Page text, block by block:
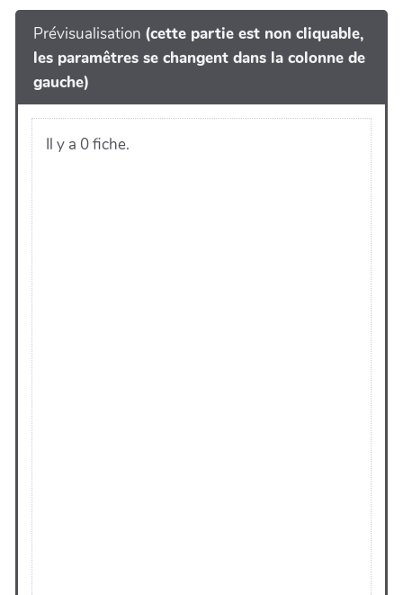
Prévisualisation (cette partie est non cliquable,
les paramêtres se changent dans la colonne de
gauche)